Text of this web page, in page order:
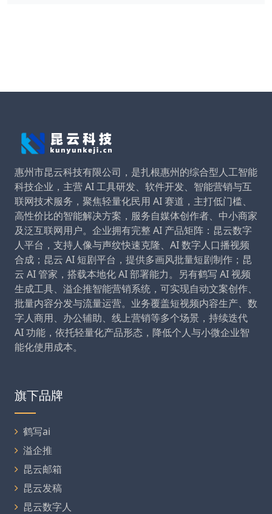
惠州市昆云科技有限公司，是扎根惠州的综合型人工智能
科技企业，主营 AI 工具研发、软件开发、智能营销与互
联网技术服务，聚焦轻量化民用 AI 赛道，主打低门槛、
高性价比的智能解决方案，服务自媒体创作者、中小商家
及泛互联网用户。企业拥有完整 AI 产品矩阵：昆云数字
人平台，支持人像与声纹快速克隆、AI 数字人口播视频
合成；昆云 AI 短剧平台，提供多画风批量短剧制作；昆
云 AI 管家，搭载本地化 AI 部署能力。另有鹤写 AI 视频
生成工具、溢企推智能营销系统，可实现自动文案创作、
批量内容分发与流量运营。业务覆盖短视频内容生产、数
字人商用、办公辅助、线上营销等多个场景，持续迭代
AI 功能，依托轻量化产品形态，降低个人与小微企业智
能化使用成本。
旗下品牌
鹤写ai
溢企推
昆云邮箱
昆云发稿
昆云数字人